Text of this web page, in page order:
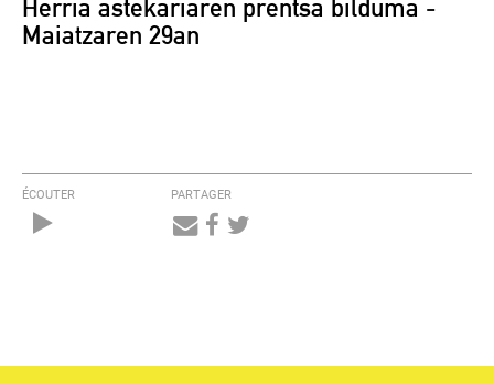
Herria astekariaren prentsa bilduma -
Maiatzaren 29an
ÉCOUTER PARTAGER